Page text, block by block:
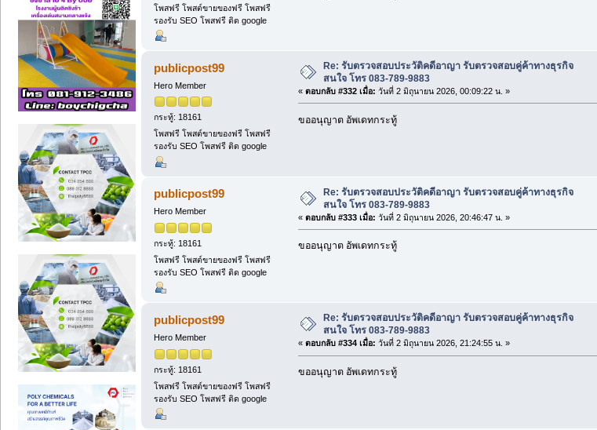
โพสฟรี โพสต์ขายของฟรี โพสฟรี
รองรับ SEO โพสฟรี ติด google
publicpost99
Hero Member
กระทู้: 18161
โพสฟรี โพสต์ขายของฟรี โพสฟรี
รองรับ SEO โพสฟรี ติด google
Re: รับตรวจสอบประวัติคดีอาญา รับตรวจสอบคู่ค้าทางธุรกิจ
สนใจ โทร 083-789-9883
« ตอบกลับ #332 เมื่อ: วันที่ 2 มิถุนายน 2026, 00:09:22 น. »
ขออนุญาต อัพเดทกระทู้
publicpost99
Hero Member
กระทู้: 18161
โพสฟรี โพสต์ขายของฟรี โพสฟรี
รองรับ SEO โพสฟรี ติด google
Re: รับตรวจสอบประวัติคดีอาญา รับตรวจสอบคู่ค้าทางธุรกิจ
สนใจ โทร 083-789-9883
« ตอบกลับ #333 เมื่อ: วันที่ 2 มิถุนายน 2026, 20:46:47 น. »
ขออนุญาต อัพเดทกระทู้
publicpost99
Hero Member
กระทู้: 18161
โพสฟรี โพสต์ขายของฟรี โพสฟรี
รองรับ SEO โพสฟรี ติด google
Re: รับตรวจสอบประวัติคดีอาญา รับตรวจสอบคู่ค้าทางธุรกิจ
สนใจ โทร 083-789-9883
« ตอบกลับ #334 เมื่อ: วันที่ 2 มิถุนายน 2026, 21:24:55 น. »
ขออนุญาต อัพเดทกระทู้